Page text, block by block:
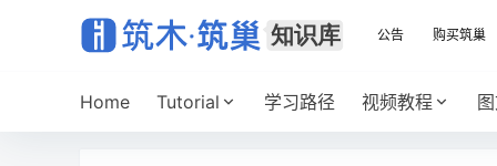
公告 购买筑巢
Home Tutorial 学习路径 视频教程